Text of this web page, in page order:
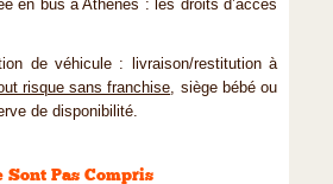
en bus à Athènes : les droits d’accès
de véhicule : livraison/restitution à
risque sans franchise, siège bébé ou
de disponibilité.
Sont Pas Compris